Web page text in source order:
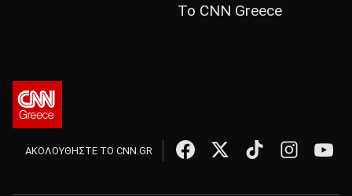
Το CNN Greece
ΑΚΟΛΟΥΘΗΣΤΕ ΤΟ CNN.GR